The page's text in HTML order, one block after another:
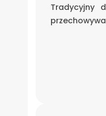
Tradycyjny